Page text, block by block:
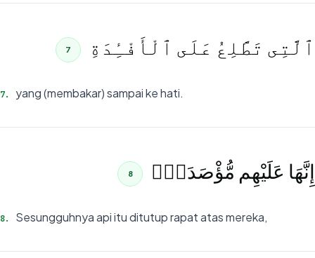
ٱلَّتِى تَطَّلِعُ عَلَى ٱلْأَفْـِٔدَةِ 7
7. yang (membakar) sampai ke hati.
إِنَّهَا عَلَيْهِم مُّؤْصَدَةٌۭ 8
8. Sesungguhnya api itu ditutup rapat atas mereka,